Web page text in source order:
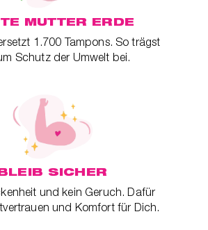
MUTTER ERDE
1.700 Tampons. So trägst
Schutz der Umwelt bei.
SICHER
und kein Geruch. Dafür
und Komfort für Dich.